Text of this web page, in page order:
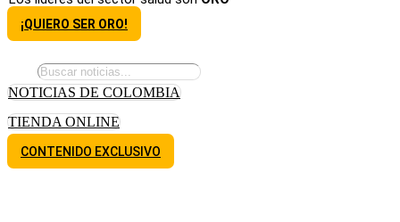
¡QUIERO SER ORO!
NOTICIAS DE COLOMBIA
TIENDA ONLINE
CONTENIDO EXCLUSIVO